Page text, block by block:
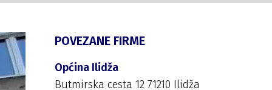
POVEZANE FIRME
Općina Ilidža
Butmirska cesta 12 71210 Ilidža